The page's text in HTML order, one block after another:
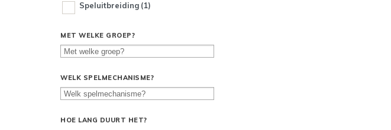
Speluitbreiding (1)
MET WELKE GROEP?
WELK SPELMECHANISME?
HOE LANG DUURT HET?